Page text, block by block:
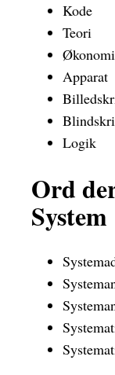
Kode
Teori
Økonomi
Apparat
Logik
Ord
System